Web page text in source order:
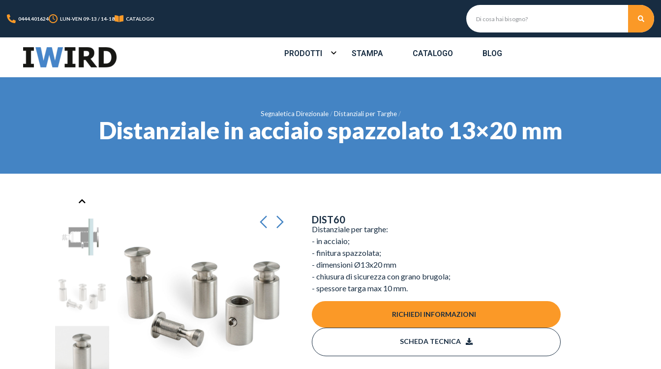
0444.401624 LUN-VEN 09-13 / 14-18 CATALOGO
PRODOTTI STAMPA CATALOGO BLOG
Segnaletica Direzionale Distanziali per Targhe
Distanziale in acciaio spazzolato 13×20 mm
DIST60
Distanziale per targhe:
- in acciaio;
- finitura spazzolata;
- dimensioni Ø13x20 mm
- chiusura di sicurezza con grano brugola;
- spessore targa max 10 mm.
RICHIEDI INFORMAZIONI
SCHEDA TECNICA